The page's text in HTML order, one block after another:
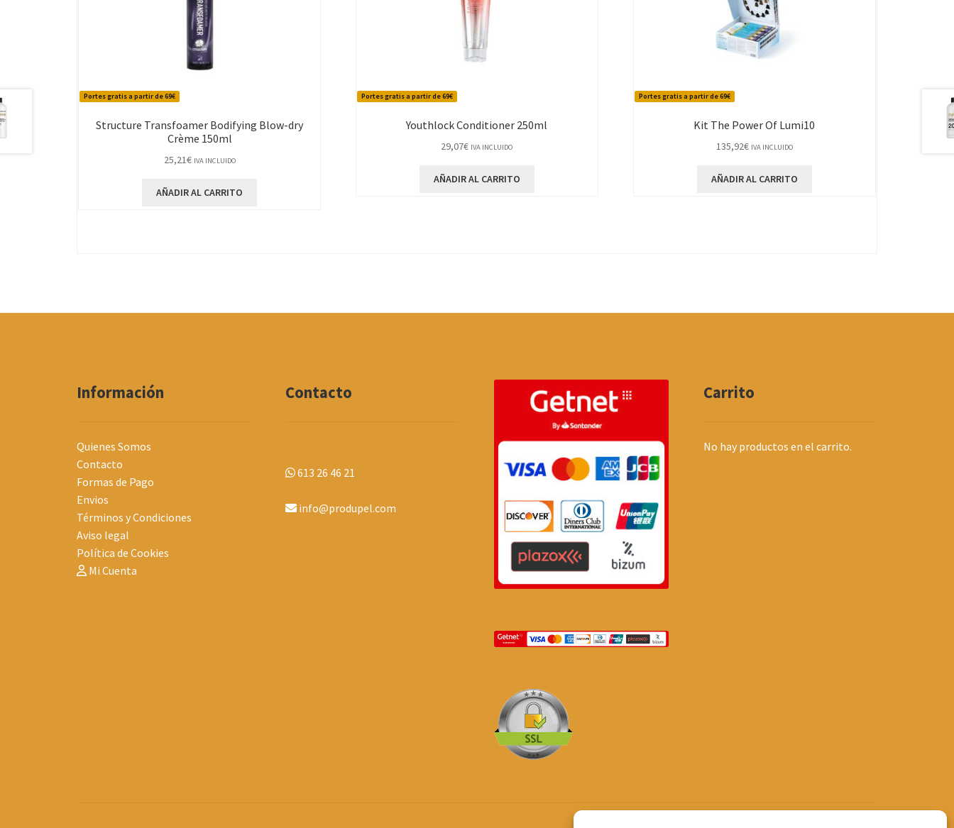
Portes gratis a partir de 69€
Structure Transfoamer Bodifying Blow-dry
Crème 150ml
25,21€ IVA INCLUIDO
AÑADIR AL CARRITO
Portes gratis a partir de 69€
Youthlock Conditioner 250ml
29,07€ IVA INCLUIDO
AÑADIR AL CARRITO
Portes gratis a partir de 69€
Kit The Power Of Lumi10
135,92€ IVA INCLUIDO
AÑADIR AL CARRITO
Información
Quienes Somos
Contacto
Formas de Pago
Envios
Términos y Condiciones
Aviso legal
Política de Cookies
Mi Cuenta
Contacto
613 26 46 21
info@produpel.com
Carrito
No hay productos en el carrito.